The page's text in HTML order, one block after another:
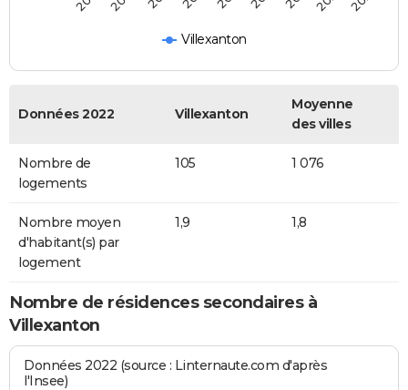
Villexanton
Données 2022 Villexanton
Moyenne
des villes
Nombre de
logements
105 1 076
Nombre moyen
d'habitant(s) par
logement
1,9 1,8
Nombre de résidences secondaires à
Villexanton
Données 2022 (source : Linternaute.com d'après
l'Insee)